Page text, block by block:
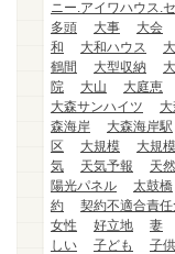
ニー.アイワハウス.
多頭
大事 大会
和
大和ハウス
鶴間
大型収納
院
大山 大庭恵
大森サンハイツ
森海岸
大森海岸駅
区
大規模 大規
気
天気予報 天
陽光パネル
太鼓橋
約
契約不適合責
女性
好立地 妻
しい
子ども 子供